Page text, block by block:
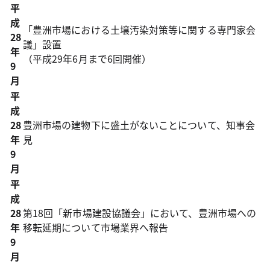
平
成
28
年
9
月
「豊洲市場における土壌汚染対策等に関する専門家会
議」設置
（平成29年6月まで6回開催）
平
成
28
年
9
月
豊洲市場の建物下に盛土がないことについて、知事会
見
平
成
28
年
9
月
第18回「新市場建設協議会」において、豊洲市場への
移転延期について市場業界へ報告